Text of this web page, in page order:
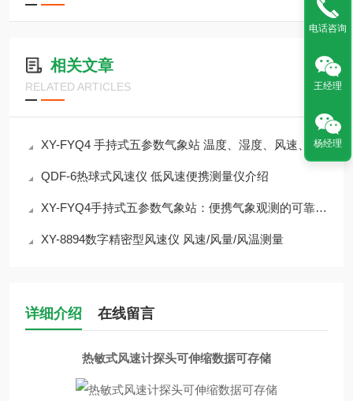
相关文章
RELATED ARTICLES
XY-FYQ4 手持式五参数气象站 温度、湿度、风速、风向、气压
QDF-6热球式风速仪 低风速便携测量仪介绍
XY-FYQ4手持式五参数气象站：便携气象观测的可靠选择介绍
XY-8894数字精密型风速仪 风速/风量/风温测量
详细介绍 在线留言
热敏式风速计探头可伸缩数据可存储
电话咨询
王经理
杨经理